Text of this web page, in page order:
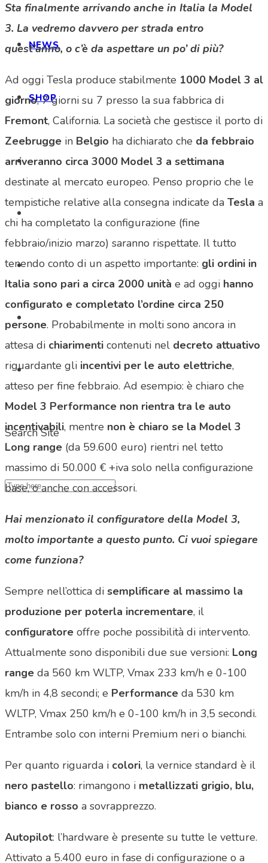
NEWS
SHOP
Search Site
Sta finalmente arrivando anche in Italia la Model
3. La vedremo davvero per strada entro
quest’anno, o c’è da aspettare un po’ di più?
Ad oggi Tesla produce stabilmente 1000 Model 3 al
giorno, 7 giorni su 7 presso la sua fabbrica di
Fremont, California. La società che gestisce il porto di
Zeebrugge in Belgio ha dichiarato che da febbraio
arriveranno circa 3000 Model 3 a settimana
destinate al mercato europeo. Penso proprio che le
tempistiche relative alla consegna indicate da Tesla a
chi ha completato la configurazione (fine
febbraio/inizio marzo) saranno rispettate. Il tutto
tenendo conto di un aspetto importante: gli ordini in
Italia sono pari a circa 2000 unità e ad oggi hanno
configurato e completato l’ordine circa 250
persone. Probabilmente in molti sono ancora in
attesa di chiarimenti contenuti nel decreto attuativo
riguardante gli incentivi per le auto elettriche,
atteso per fine febbraio. Ad esempio: è chiaro che
Model 3 Performance non rientra tra le auto
incentivabili, mentre non è chiaro se la Model 3
Long range (da 59.600 euro) rientri nel tetto
massimo di 50.000 € +iva solo nella configurazione
base, o anche con accessori.
Hai menzionato il configuratore della Model 3,
molto importante a questo punto. Ci vuoi spiegare
come funziona?
Sempre nell’ottica di semplificare al massimo la
produzione per poterla incrementare, il
configuratore offre poche possibilità di intervento.
Attualmente sono disponibili due sue versioni: Long
range da 560 km WLTP, Vmax 233 km/h e 0-100
km/h in 4,8 secondi; e Performance da 530 km
WLTP, Vmax 250 km/h e 0-100 km/h in 3,5 secondi.
Entrambe solo con interni Premium neri o bianchi.
Per quanto riguarda i colori, la vernice standard è il
nero pastello: rimangono i metallizzati grigio, blu,
bianco e rosso a sovrapprezzo.
Autopilot: l’hardware è presente su tutte le vetture.
Attivato a 5.400 euro in fase di configurazione o a